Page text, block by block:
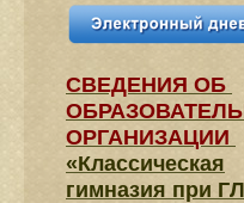
СВЕДЕНИЯ​ ОБ
ОРГАНИЗАЦИИ
«Классическая
гимназия при